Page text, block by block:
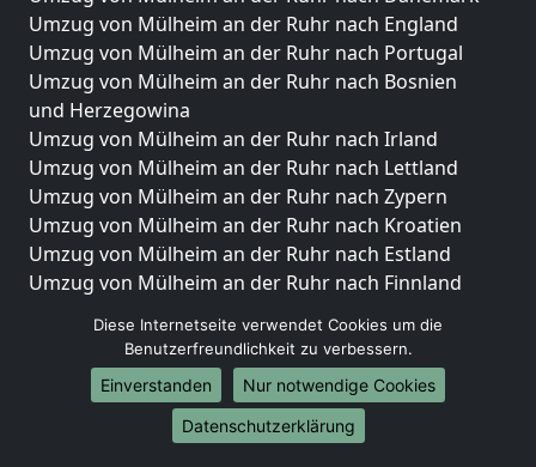
Umzug von Mülheim an der Ruhr nach England
Umzug von Mülheim an der Ruhr nach Portugal
Umzug von Mülheim an der Ruhr nach Bosnien
und Herzegowina
Umzug von Mülheim an der Ruhr nach Irland
Umzug von Mülheim an der Ruhr nach Lettland
Umzug von Mülheim an der Ruhr nach Zypern
Umzug von Mülheim an der Ruhr nach Kroatien
Umzug von Mülheim an der Ruhr nach Estland
Umzug von Mülheim an der Ruhr nach Finnland
Umzug von Mülheim an der Ruhr nach Griechenland
Umzug von Mülheim an der Ruhr nach Italien
Umzug von Mülheim an der Ruhr nach Liechtenstein
Umzug von Mülheim an der Ruhr nach Luxemburg
Diese Internetseite verwendet Cookies um die
Benutzerfreundlichkeit zu verbessern.
Einverstanden
Nur notwendige Cookies
Datenschutzerklärung